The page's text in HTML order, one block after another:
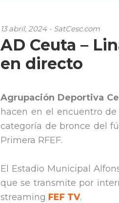
13 abril, 2024 - SatCesc.com
AD Ceuta –
en directo
Agrupación Deportiva
hacen en el encuentro
categoría de bronce del
Primera RFEF.
El Estadio Municipal
que se transmite por
streaming FEF TV.